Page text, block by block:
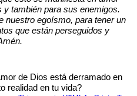
también para sus enemigos.
nuestro egoísmo, para tener un
que están perseguidos y
de Dios está derramado en
realidad en tu vida?